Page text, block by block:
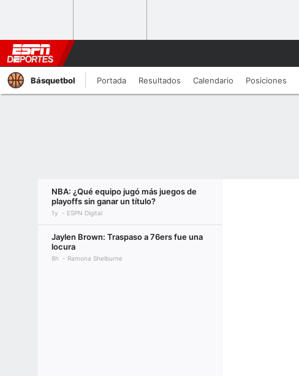
Básquetbol Portada Resultados Calendario Posiciones
NBA: ¿Qué equipo jugó más juegos de
playoffs sin ganar un título?
1y ESPN Digital
Jaylen Brown: Traspaso a 76ers fue una
locura
8h Ramona Shelburne